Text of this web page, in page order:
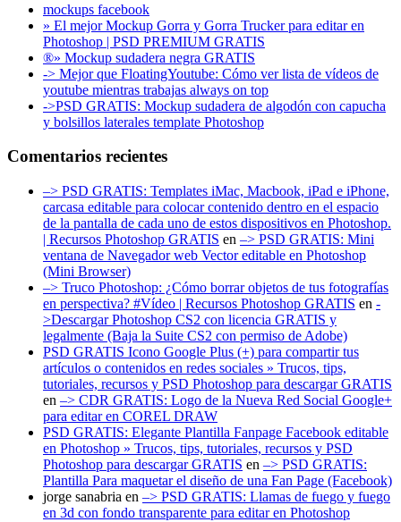
mockups facebook
» El mejor Mockup Gorra y Gorra Trucker para editar en
Photoshop | PSD PREMIUM GRATIS
®» Mockup sudadera negra GRATIS
-> Mejor que FloatingYoutube: Cómo ver lista de vídeos de
youtube mientras trabajas always on top
->PSD GRATIS: Mockup sudadera de algodón con capucha
y bolsillos laterales template Photoshop
Comentarios recientes
–> PSD GRATIS: Templates iMac, Macbook, iPad e iPhone,
carcasa editable para colocar contenido dentro en el espacio
de la pantalla de cada uno de estos dispositivos en Photoshop.
| Recursos Photoshop GRATIS en –> PSD GRATIS: Mini
ventana de Navegador web Vector editable en Photoshop
(Mini Browser)
–> Truco Photoshop: ¿Cómo borrar objetos de tus fotografías
en perspectiva? #Vídeo | Recursos Photoshop GRATIS en -
>Descargar Photoshop CS2 con licencia GRATIS y
legalmente (Baja la Suite CS2 con permiso de Adobe)
PSD GRATIS Icono Google Plus (+) para compartir tus
artículos o contenidos en redes sociales » Trucos, tips,
tutoriales, recursos y PSD Photoshop para descargar GRATIS
en –> CDR GRATIS: Logo de la Nueva Red Social Google+
para editar en COREL DRAW
PSD GRATIS: Elegante Plantilla Fanpage Facebook editable
en Photoshop » Trucos, tips, tutoriales, recursos y PSD
Photoshop para descargar GRATIS en –> PSD GRATIS:
Plantilla Para maquetar el diseño de una Fan Page (Facebook)
jorge sanabria en –> PSD GRATIS: Llamas de fuego y fuego
en 3d con fondo transparente para editar en Photoshop